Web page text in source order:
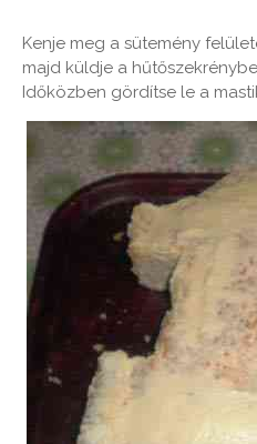
Kenje meg a sütemény
majd küldje a
Időközben gördítse le a